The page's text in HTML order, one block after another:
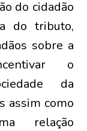
do cidadão
do tributo,
sobre a
o
da
assim como
relação